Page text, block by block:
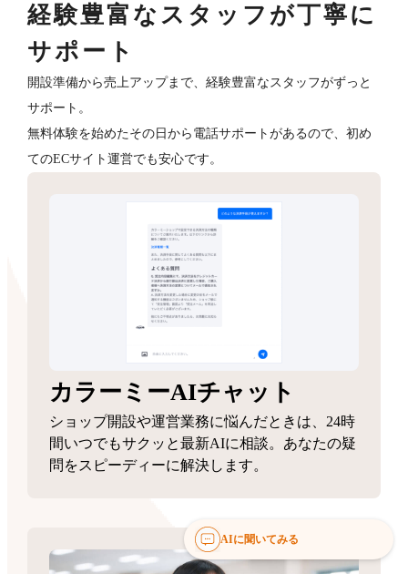
経験豊富なスタッフが丁寧に
サポート
開設準備から売上アップまで、経験豊富なスタッフがずっと
サポート。
無料体験を始めたその日から電話サポートがあるので、初め
てのECサイト運営でも安心です。
カラーミーAIチャット
ショップ開設や運営業務に悩んだときは、24時
間いつでもサクッと最新AIに相談。あなたの疑
問をスピーディーに解決します。
AIに聞いてみる